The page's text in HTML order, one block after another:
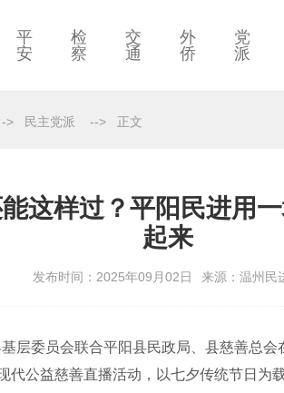
平
安
检
察
交
通
外
侨
党
派
> 民主党派 --> 正文
这样过？平阳民进用
起来
发布时间：2025年09月02日 来源：温州民
委员会联合平阳县民政局、县慈善总会
公益慈善直播活动，以七夕传统节日为